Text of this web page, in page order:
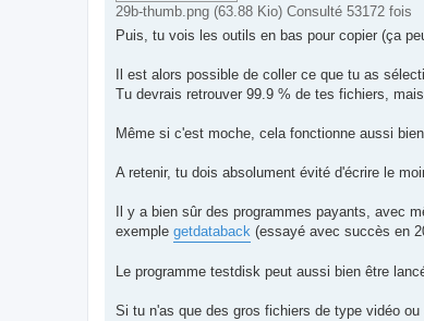
29b-thumb.png (63.88 Kio) Consulté 53172 fois
Puis, tu vois les outils en bas pour copier (ça
Il est alors possible de coller ce que tu as
Tu devrais retrouver 99.9 % de tes fichiers,
Même si c'est moche, cela fonctionne aussi
A retenir, tu dois absolument évité d'écrire le
Il y a bien sûr des programmes payants, avec
exemple getdataback (essayé avec succès en
Le programme testdisk peut aussi bien être
Si tu n'as que des gros fichiers de type vidéo